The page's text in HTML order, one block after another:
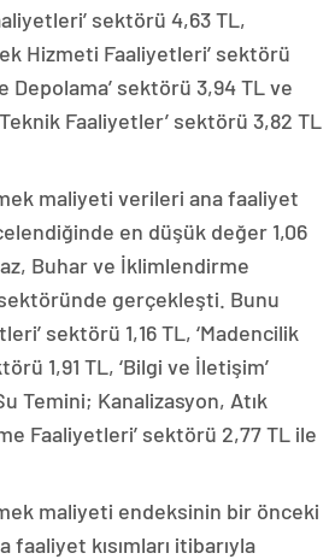
sektörü 4,63 TL,
Hizmeti Faaliyetleri’ sektörü
Depolama’ sektörü 3,94 TL ve
Faaliyetler’ sektörü 3,82 TL
maliyeti verileri ana faaliyet
en düşük değer 1,06
Buhar ve İklimlendirme
sektöründe gerçekleşti. Bunu
sektörü 1,16 TL, ‘Madencilik
1,91 TL, ‘Bilgi ve İletişim’
Temini; Kanalizasyon, Atık
Faaliyetleri’ sektörü 2,77 TL ile
maliyeti endeksinin bir önceki
faaliyet kısımları itibarıyla